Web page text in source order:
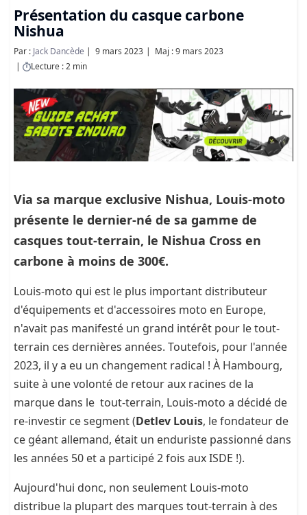
Présentation du casque carbone
Nishua
Par : Jack Dancède 9 mars 2023
Maj : 9 mars 2023
Lecture : 2 min
Via sa marque exclusive Nishua, Louis-moto
présente le dernier-né de sa gamme de
casques tout-terrain, le Nishua Cross en
carbone à moins de 300€.
Louis-moto qui est le plus important distributeur
d'équipements et d'accessoires moto en Europe,
n'avait pas manifesté un grand intérêt pour le tout-
terrain ces dernières années. Toutefois, pour l'année
2023, il y a eu un changement radical ! À Hambourg,
suite à une volonté de retour aux racines de la
marque dans le tout-terrain, Louis-moto a décidé de
re-investir ce segment (Detlev Louis, le fondateur de
ce géant allemand, était un enduriste passionné dans
les années 50 et a participé 2 fois aux ISDE !).
Aujourd'hui donc, non seulement Louis-moto
distribue la plupart des marques tout-terrain à des